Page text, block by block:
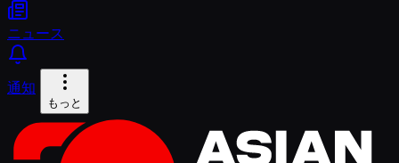
ニュース
通知
もっと